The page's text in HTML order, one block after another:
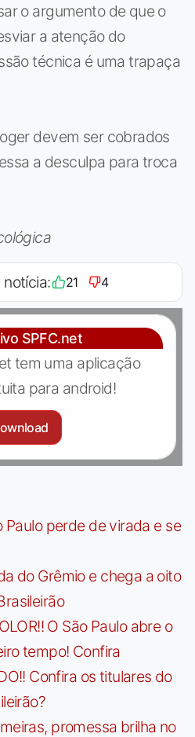
o argumento de que o
a atenção do
técnica é uma trapaça
devem ser cobrados
a desculpa para troca
notícia: 21 4
SPFC.net
tem uma aplicação
para android!
Paulo perde de virada e se
do Grêmio e chega a oito
O São Paulo abre o
tempo! Confira
Confira os titulares do
promessa brilha no